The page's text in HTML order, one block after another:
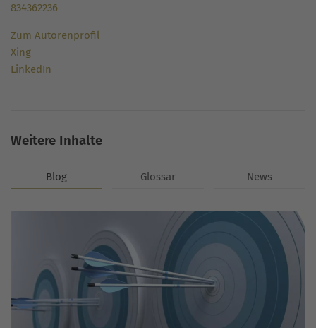
834362236
Zum Autorenprofil
Xing
LinkedIn
Weitere Inhalte
Blog Glossar News